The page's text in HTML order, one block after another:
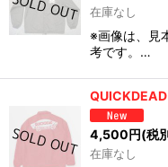
在庫なし
※画像は、見
考です。…
4,500円(税
在庫なし